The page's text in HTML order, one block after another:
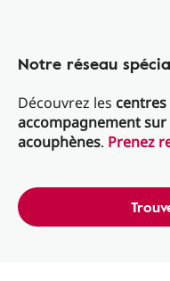
Notre réseau
Découvrez les
accompagnement
acouphènes. Prenez